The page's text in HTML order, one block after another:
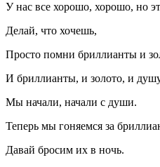
У нас все хорошо, хорошо, но
Делай, что хочешь,
Просто помни бриллианты и
И бриллианты, и золото, и
Мы начали, начали с души.
Теперь мы гоняемся за
Давай бросим их в ночь.